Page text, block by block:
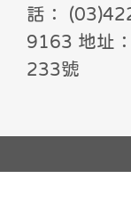
話：
9163 地址
233號